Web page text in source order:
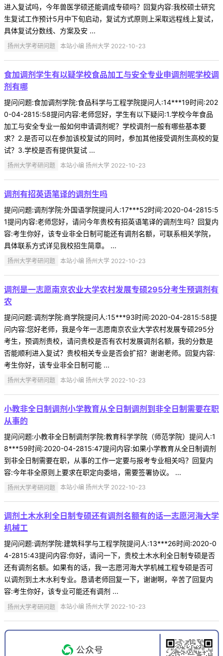
进入复试吗，今年兽医学硕还能调成专硕吗？回复内容:我校硕士研究
生复试工作预计5月中下旬启动，复试方式原则上采取远程线上复试，
具体复试分数线、方案及安 ...
扬州大学考研问题 本站小编 扬州大学 2022-10-23
食加调剂学生有以疑学校食品加工与安全专业申调剂呢学校调
剂有哪
提问问题:食加调剂学院:食品科学与工程学院提问人:14***19时间:202
0-04-2815:58提问内容:老师您好，学生有以下疑问:1.学校今年食品
加工与安全专业一般如何申请调剂呢？学校调剂一般有哪些基本要
求？2.是否可以在参加该校复试的同时，参加其他接受调剂生高校的复
试？3.学校是否有提供复试 ...
扬州大学考研问题 本站小编 扬州大学 2022-10-23
调剂有招英语笔译的调剂生吗
提问问题:调剂学院:外国语学院提问人:17***52时间:2020-04-2815:5
1提问内容:老师您好，请问今年贵校有招英语笔译的调剂生吗？回复内
容:考生你好，该专业非全日制可能还有调剂名额，可联系相关学院，
具体联系方式详见我校招生简章。 ...
扬州大学考研问题 本站小编 扬州大学 2022-10-23
调剂是一志愿南京农业大学农村发展专硕295分考生预调剂有
农
提问问题:调剂学院:商学院提问人:15***93时间:2020-04-2815:58提
问内容:您好老师，我是今年一志愿南京农业大学农村发展专硕295分
考生，预调剂贵校，请问贵校是否有农村发展调剂名额，我的分数是
否能顺利进入复试？贵校相关专业是否会扩招？谢谢老师。回复内容:
考生你好，该专业非全日制可能 ...
扬州大学考研问题 本站小编 扬州大学 2022-10-23
小教非全日制调剂小学教育从全日制调剂到非全日制需要在职
从事的
提问问题:小教非全日制调剂学院:教育科学学院（师范学院）提问人:1
8***59时间:2020-04-2815:47提问内容:如果小学教育从全日制调剂
到非全日制需要在职，从事的工作一定要与报考专业相关吗？回复内
容:今年非全原则上要求在职定向委培，需要签署协议。 ...
扬州大学考研问题 本站小编 扬州大学 2022-10-23
调剂土木水利全日制专硕还有调剂名额有的话一志愿河海大学
机械工
提问问题:调剂学院:建筑科学与工程学院提问人:13***26时间:2020-0
4-2815:43提问内容:你好，请问一下，贵校土木水利全日制专硕是否
还有调剂名额。如果有的话，我一志愿河海大学机械工程专硕是否可
以调剂到土木水利专业。恳请老师回复一下，谢谢啊，辛苦了回复内
容:考生你好，该专业可能还有调剂 ...
扬州大学考研问题 本站小编 扬州大学 2022-10-23